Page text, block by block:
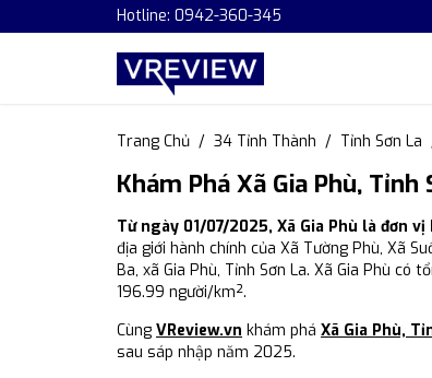
Hotline: 0942-360-345
Trang Chủ 34 Tỉnh Thành Tỉnh Sơn La
Khám Phá Xã Gia Phù,
Từ ngày 01/07/2025, Xã Gia Phù là đơn
địa giới hành chính của Xã Tường Phù, Xã
Ba, xã Gia Phù, Tỉnh Sơn La. Xã Gia Phù có
196.99 người/km².
Cùng VReview.vn khám phá Xã Gia Phù,
sau sáp nhập năm 2025.